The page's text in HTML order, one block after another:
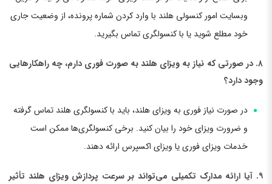
وبسایت امور کنسولی هلند با وارد کردن شماره پرونده، از وضعیت جاری
خود مطلع شوید یا با کنسولگری تماس بگیرید.
۸. در صورتی که نیاز به ویزای هلند به صورت فوری دارم، چه راهکارهایی
وجود دارد؟
در صورت نیاز فوری به ویزای هلند، باید با کنسولگری هلند تماس گرفته
و ضرورت ویزای خود را بیان کنید. برخی کنسولگری‌ها ممکن است
خدمات ویزای فوری یا ویزای اکسپرس ارائه دهند.
۹. آیا ارائه مدارک تکمیلی می‌تواند بر سرعت پردازش ویزای هلند تأثیر